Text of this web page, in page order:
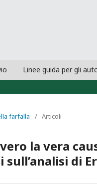
Linee guida per gli
farfalla / Articoli
la vera
di